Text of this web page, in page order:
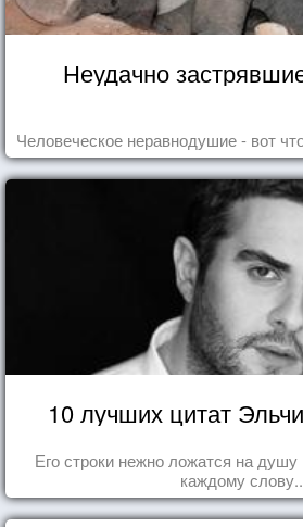
Неудачно
Человеческое неравнодушие - вот
10 лучших цитат
Его строки нежно ложатся на
каждому